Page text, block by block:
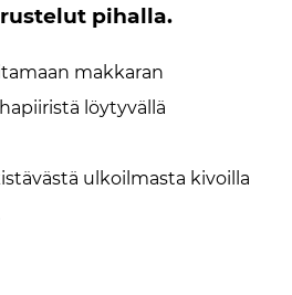
pihalla.
makkaran
löytyvällä
ulkoilmasta kivoilla